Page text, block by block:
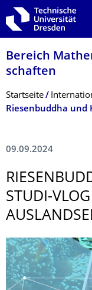
Zur Hauptnavigation
Zur Suche springen
Zum Inhalt springen
Bereich
schaften
Breadcrumb-Menü
Startseite
09.09.2024
STUDI-